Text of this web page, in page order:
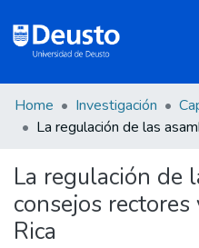
DeustoTeka
Communities
&
Collections
Home Investigación
La regulación de
consejos
Rica